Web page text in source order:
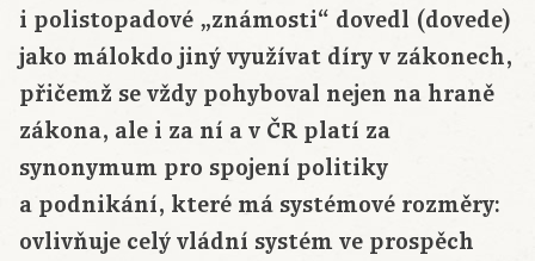
i polistopadové „známosti“ dovedl (dovede)
jako málokdo jiný využívat díry v zákonech,
přičemž se vždy pohyboval nejen na hraně
zákona, ale i za ní a v ČR platí za
synonymum pro spojení politiky
a podnikání, které má systémové rozměry:
ovlivňuje celý vládní systém ve prospěch